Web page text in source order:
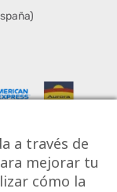
a través de
mejorar tu
cómo la